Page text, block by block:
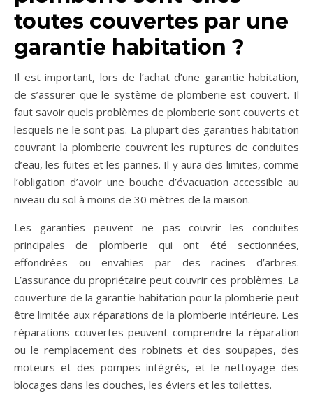
toutes couvertes par une
garantie habitation ?
Il est important, lors de l’achat d’une garantie habitation,
de s’assurer que le système de plomberie est couvert. Il
faut savoir quels problèmes de plomberie sont couverts et
lesquels ne le sont pas. La plupart des garanties habitation
couvrant la plomberie couvrent les ruptures de conduites
d’eau, les fuites et les pannes. Il y aura des limites, comme
l’obligation d’avoir une bouche d’évacuation accessible au
niveau du sol à moins de 30 mètres de la maison.
Les garanties peuvent ne pas couvrir les conduites
principales de plomberie qui ont été sectionnées,
effondrées ou envahies par des racines d’arbres.
L’assurance du propriétaire peut couvrir ces problèmes. La
couverture de la garantie habitation pour la plomberie peut
être limitée aux réparations de la plomberie intérieure. Les
réparations couvertes peuvent comprendre la réparation
ou le remplacement des robinets et des soupapes, des
moteurs et des pompes intégrés, et le nettoyage des
blocages dans les douches, les éviers et les toilettes.